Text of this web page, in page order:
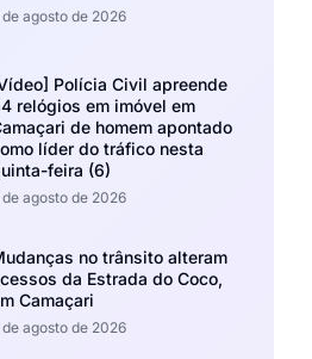
de agosto de 2026
Polícia Civil apreende
relógios em imóvel em
de homem apontado
líder do tráfico nesta
feira (6)
de agosto de 2026
no trânsito alteram
da Estrada do Coco,
Camaçari
de agosto de 2026